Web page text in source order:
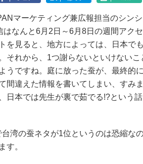
マーケティング兼広報担当のシン
はなんと6月2日～6月8日の週間アク
を見ると、地方によっては、日本で
それから、1つ謝らないといけない
うですね。庭に放った蚕が、最終的
間違えた情報を書いてしまい、すみ
日本では先生が裏で茹でる!?という
湾の蚕ネタが1位というのは恐縮な
す。